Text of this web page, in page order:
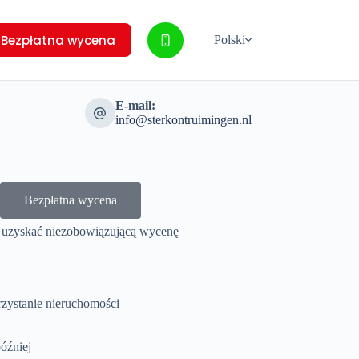
Bezpłatna wycena Polski
E-mail:
info@sterkontruimingen.nl
niezobowiązującą wycenę
nieruchomości
Bezpłatna wycena